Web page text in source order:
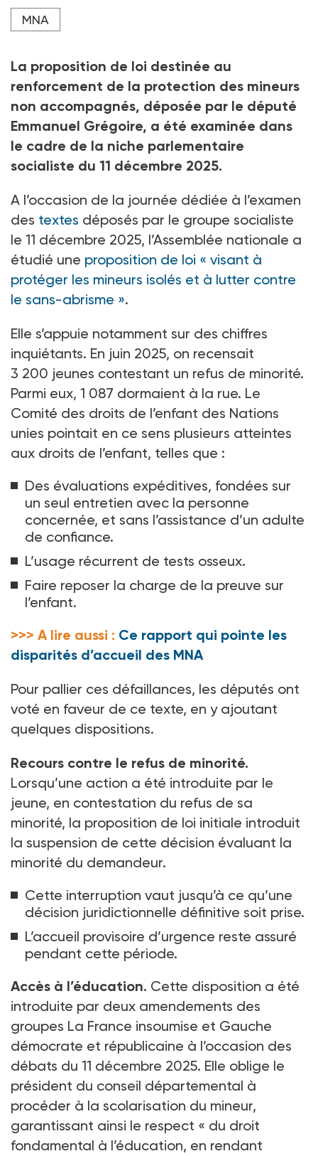
Crédit photo Pauline Tournier / Hans Lucas / AFP
MNA
La proposition de loi destinée au
renforcement de la protection des mineurs
non accompagnés, déposée par le député
Emmanuel Grégoire, a été examinée dans
le cadre de la niche parlementaire
socialiste du 11 décembre 2025.
A l’occasion de la journée dédiée à l’examen
des textes déposés par le groupe socialiste
le 11 décembre 2025, l’Assemblée nationale a
étudié une proposition de loi « visant à
protéger les mineurs isolés et à lutter contre
le sans-abrisme ».
Elle s’appuie notamment sur des chiffres
inquiétants. En juin 2025, on recensait
3 200 jeunes contestant un refus de minorité.
Parmi eux, 1 087 dormaient à la rue. Le
Comité des droits de l’enfant des Nations
unies pointait en ce sens plusieurs atteintes
aux droits de l’enfant, telles que :
Des évaluations expéditives, fondées sur
un seul entretien avec la personne
concernée, et sans l’assistance d’un adulte
de confiance.
L’usage récurrent de tests osseux.
Faire reposer la charge de la preuve sur
l’enfant.
>>> A lire aussi : Ce rapport qui pointe les
disparités d’accueil des MNA
Pour pallier ces défaillances, les députés ont
voté en faveur de ce texte, en y ajoutant
quelques dispositions.
Recours contre le refus de minorité.
Lorsqu’une action a été introduite par le
jeune, en contestation du refus de sa
minorité, la proposition de loi initiale introduit
la suspension de cette décision évaluant la
minorité du demandeur.
Cette interruption vaut jusqu’à ce qu’une
décision juridictionnelle définitive soit prise.
L’accueil provisoire d’urgence reste assuré
pendant cette période.
Accès à l’éducation. Cette disposition a été
introduite par deux amendements des
groupes La France insoumise et Gauche
démocrate et républicaine à l’occasion des
débats du 11 décembre 2025. Elle oblige le
président du conseil départemental à
procéder à la scolarisation du mineur,
garantissant ainsi le respect « du droit
fondamental à l’éducation, en rendant